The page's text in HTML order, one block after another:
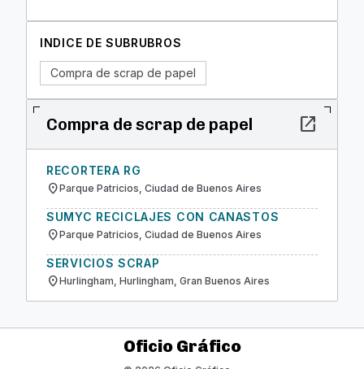
INDICE DE SUBRUBROS
Compra de scrap de papel
Compra de scrap de papel open_in_new
RECORTERA RG
location_onParque Patricios, Ciudad de Buenos Aires
SUMYC RECICLAJES CON CANASTOS
location_onParque Patricios, Ciudad de Buenos Aires
SERVICIOS SCRAP
location_onHurlingham, Hurlingham, Gran Buenos Aires
Oficio Gráfico